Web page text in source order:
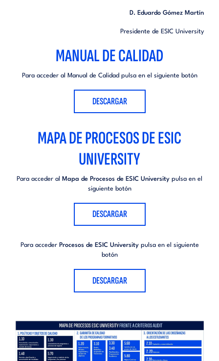
D. Eduardo Gómez Martín
Presidente de ESIC University
MANUAL DE CALIDAD
Para acceder al Manual de Calidad pulsa en el siguiente botón
DESCARGAR
MAPA DE PROCESOS DE ESIC
UNIVERSITY
Para acceder al Mapa de Procesos de ESIC University pulsa en el
siguiente botón
DESCARGAR
Para acceder Procesos de ESIC Universitypulsa en el siguiente
botón
DESCARGAR